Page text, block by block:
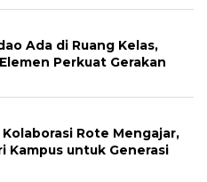
Ada di Ruang Kelas,
Perkuat Gerakan
Rote Mengajar,
Kampus untuk Generasi